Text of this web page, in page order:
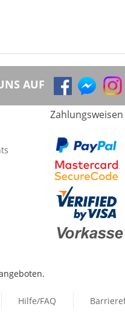
AUF
Zahlungsweisen
Hilfe/FAQ